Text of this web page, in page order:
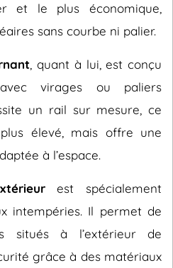
et le plus économique,
sans courbe ni palier.
, quant à lui, est conçu
virages ou paliers
un rail sur mesure, ce
élevé, mais offre une
à l’espace.
est spécialement
intempéries. Il permet de
situés à l’extérieur de
grâce à des matériaux